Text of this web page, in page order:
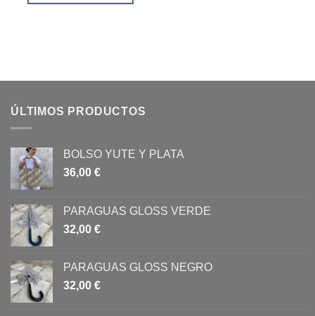
ÚLTIMOS PRODUCTOS
BOLSO YUTE Y PLATA
36,00 €
PARAGUAS GLOSS VERDE
32,00 €
PARAGUAS GLOSS NEGRO
32,00 €